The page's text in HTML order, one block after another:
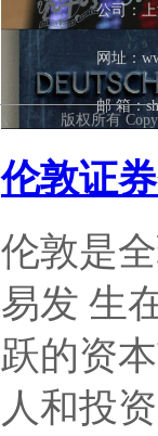
伦敦证
伦敦是
易发 生
跃的资
人和投
公司：
网址
邮 箱：
版权所有